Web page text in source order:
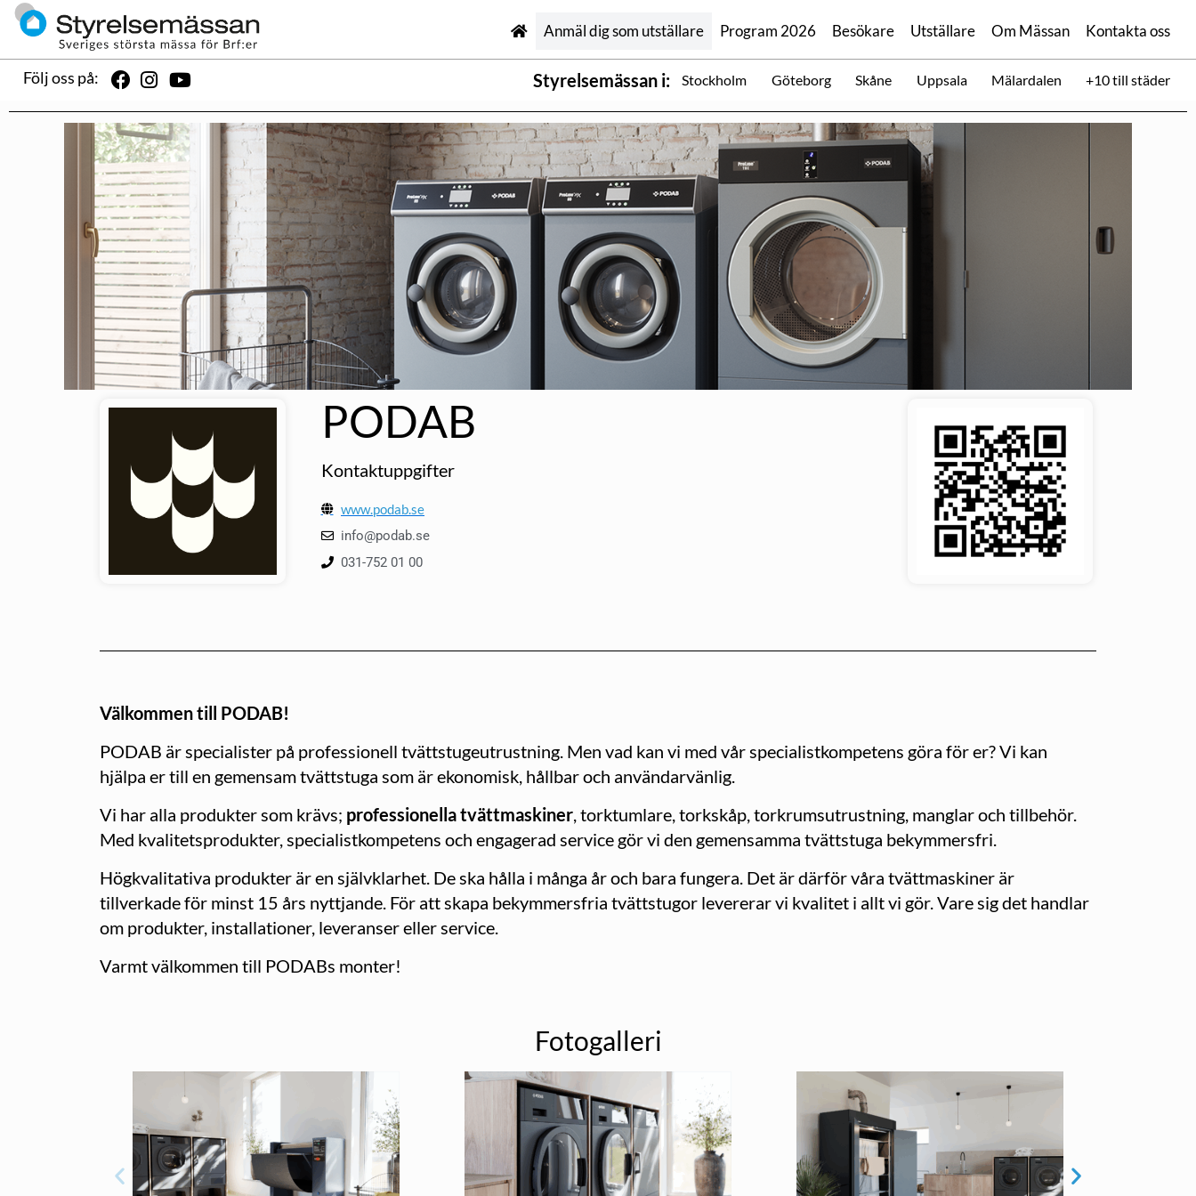
Anmäl dig som utställare Program 2026 Besökare Utställare Om Mässan Kontakta oss
Följ oss på: Styrelsemässan i: Stockholm Göteborg Skåne Uppsala Mälardalen +10 till städer
PODAB
Kontaktuppgifter
www.podab.se
info@podab.se
031-752 01 00
Välkommen till PODAB!
PODAB är specialister på professionell tvättstugeutrustning. Men vad kan vi med vår specialistkompetens göra för er? Vi kan
hjälpa er till en gemensam tvättstuga som är ekonomisk, hållbar och användarvänlig.
Vi har alla produkter som krävs; professionella tvättmaskiner, torktumlare, torkskåp, torkrumsutrustning, manglar och tillbehör.
Med kvalitetsprodukter, specialistkompetens och engagerad service gör vi den gemensamma tvättstuga bekymmersfri.
Högkvalitativa produkter är en självklarhet. De ska hålla i många år och bara fungera. Det är därför våra tvättmaskiner är
tillverkade för minst 15 års nyttjande. För att skapa bekymmersfria tvättstugor levererar vi kvalitet i allt vi gör. Vare sig det handlar
om produkter, installationer, leveranser eller service.
Varmt välkommen till PODABs monter!
Fotogalleri